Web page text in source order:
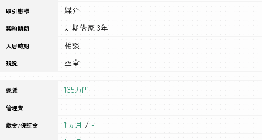
取引態様 媒介
契約期間 定期借家 3年
入居時期 相談
現況 空室
家賃 135万円
管理費 -
敷金/保証金 1ヵ月 / -